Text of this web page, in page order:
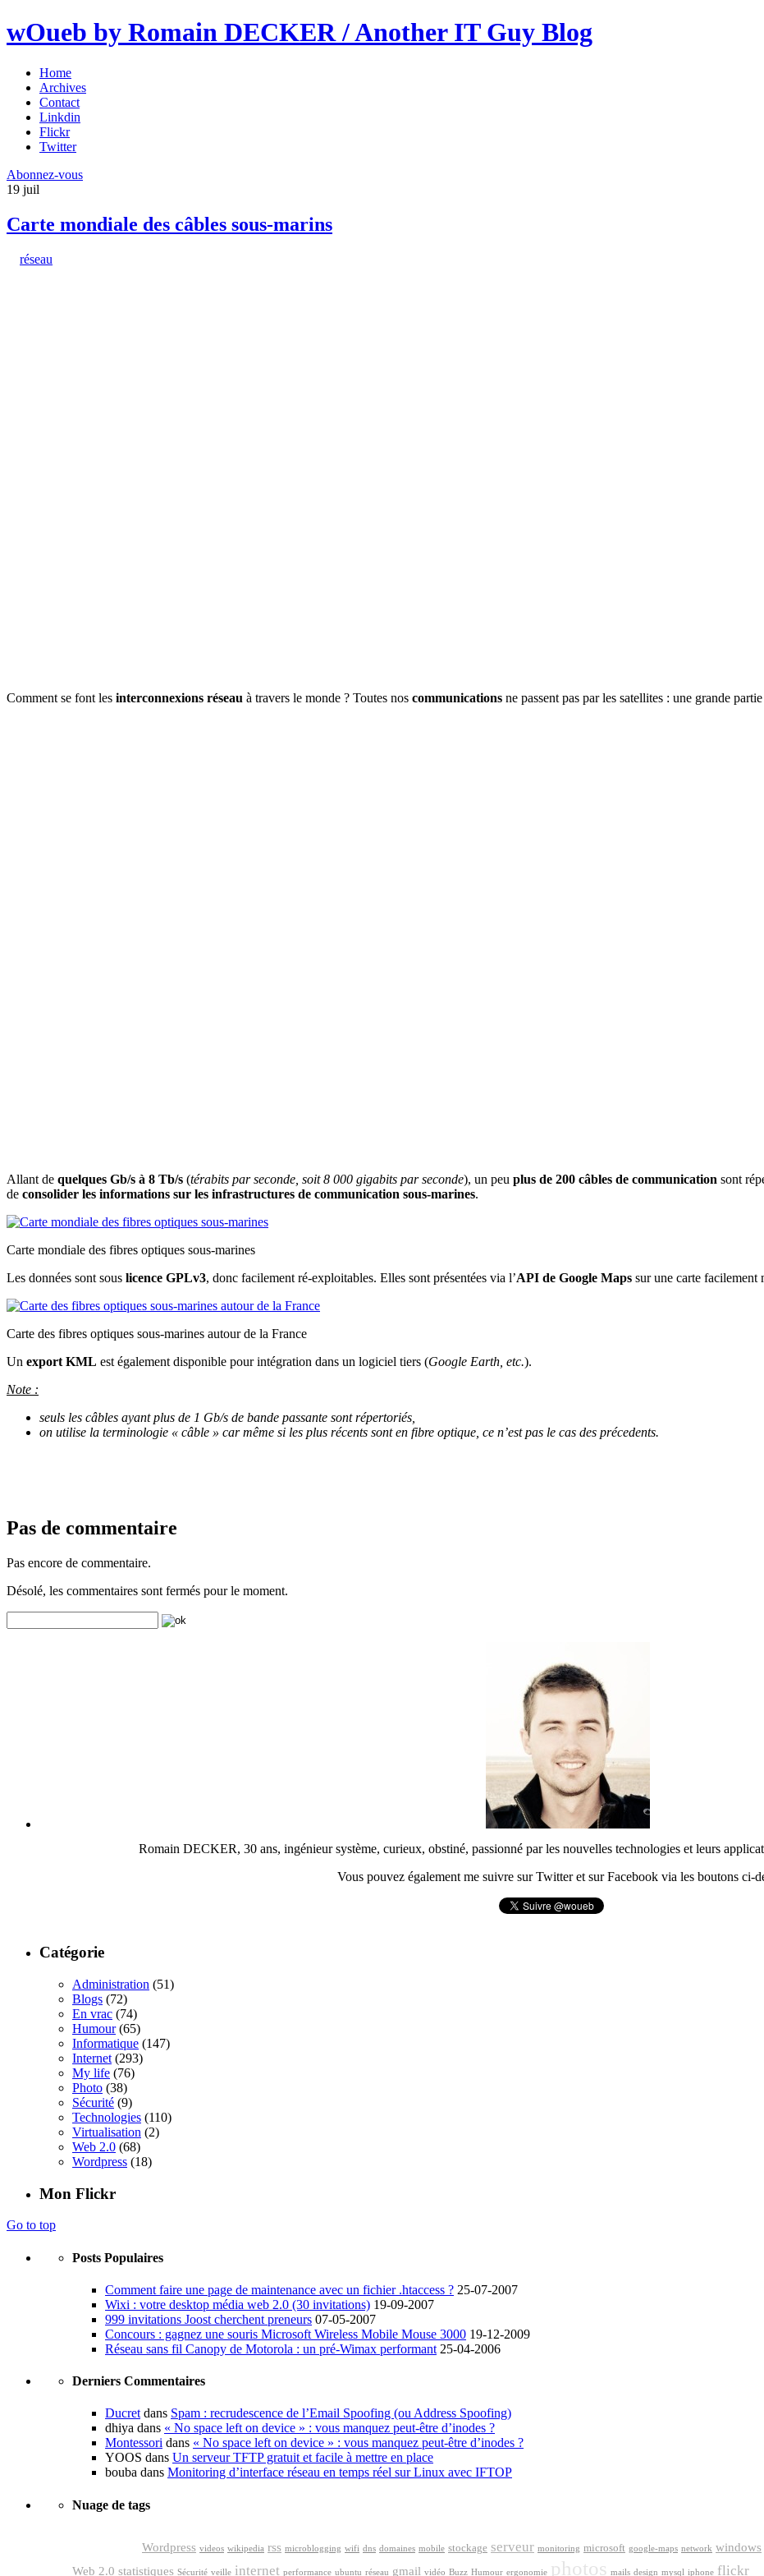
wOueb by Romain DECKER / Another IT Guy Blog
Home
Archives
Contact
Linkdin
Flickr
Twitter
Abonnez-vous
19 juil
Carte mondiale des câbles sous-marins
réseau
Comment se font les interconnexions réseau à travers le monde ? Toutes nos communications ne passent pas par les satellites : une grande
Allant de quelques Gb/s à 8 Tb/s (térabits par seconde, soit 8 000 gigabits par seconde), un peu plus de 200 câbles de communication sont
de consolider les informations sur les infrastructures de communication sous-marines.
Carte mondiale des fibres optiques sous-marines
Les données sont sous licence GPLv3, donc facilement ré-exploitables. Elles sont présentées via l’API de Google Maps sur une carte facilement
Carte des fibres optiques sous-marines autour de la France
Un export KML est également disponible pour intégration dans un logiciel tiers (Google Earth, etc.).
Note :
seuls les câbles ayant plus de 1 Gb/s de bande passante sont répertoriés,
on utilise la terminologie « câble » car même si les plus récents sont en fibre optique, ce n’est pas le cas des précedents.
Pas de commentaire
Pas encore de commentaire.
Désolé, les commentaires sont fermés pour le moment.
Romain DECKER, 30 ans, ingénieur système, curieux, obstiné, passionné par les nouvelles technologies et leurs
Vous pouvez également me suivre sur Twitter et sur Facebook via les boutons ci-
Catégorie
Administration (51)
Blogs (72)
En vrac (74)
Humour(65)
Informatique (147)
Internet (293)
My life (76)
Photo (38)
Sécurité (9)
Technologies (110)
Virtualisation (2)
Web 2.0 (68)
Wordpress (18)
Mon Flickr
Go to top
Posts Populaires
Comment faire une page de maintenance avec un fichier .htaccess ? 25-07-2007
Wixi : votre desktop média web 2.0 (30 invitations) 19-09-2007
999 invitations Joost cherchent preneurs 07-05-2007
Concours : gagnez une souris Microsoft Wireless Mobile Mouse 3000 19-12-2009
Réseau sans fil Canopy de Motorola : un pré-Wimax performant 25-04-2006
Derniers Commentaires
Ducretdans Spam : recrudescence de l’Email Spoofing (ou Address Spoofing)
dhiya dans « No space left on device » : vous manquez peut-être d’inodes ?
Montessori dans « No space left on device » : vous manquez peut-être d’inodes ?
YOOS dans Un serveur TFTP gratuit et facile à mettre en place
bouba dans Monitoring d’interface réseau en temps réel sur Linux avec IFTOP
Nuage de tags
Wordpress videos wikipedia rss microblogging wifi dns domaines mobile stockage serveur monitoring microsoft google-maps network windows
Web 2.0 statistiques Sécurité veille internet performance ubuntu réseau gmail vidéo Buzz Humour ergonomie photos mails design mysql iphone flickr